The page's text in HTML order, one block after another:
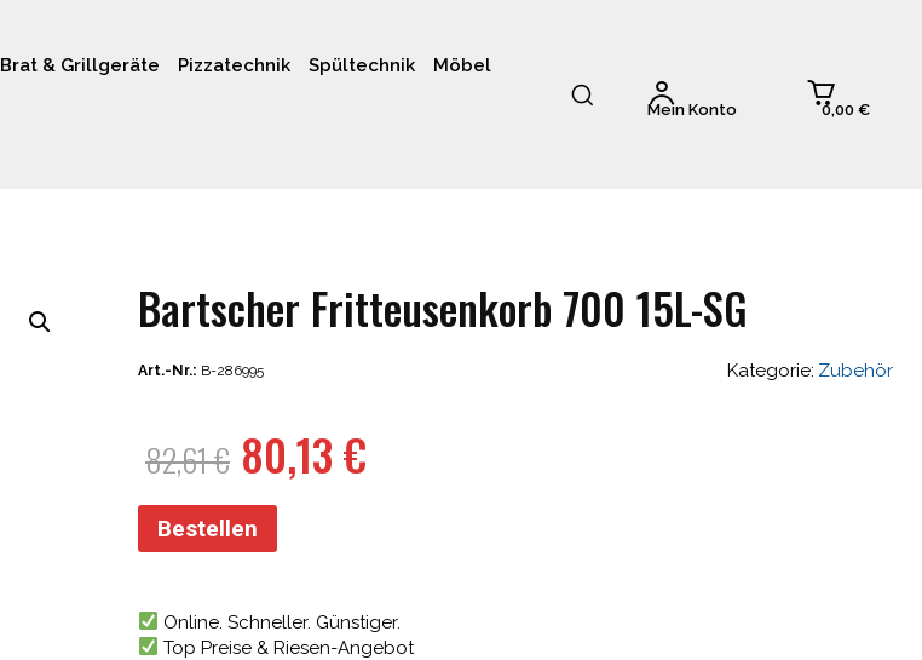
Brat & Grillgeräte Pizzatechnik Spültechnik Möbel
Mein Konto 0,00 €
Bartscher Fritteusenkorb 700 15L-SG
Art.-Nr.: B-286995 Kategorie: Zubehör
82,61€ Ursprünglicher
Preis
war:
80,13€
Bestellen
Online. Schneller. Günstiger.
Top Preise & Riesen-Angebot